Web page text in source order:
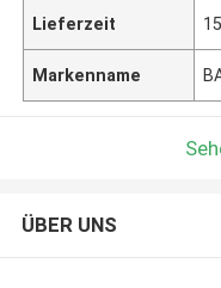
Lieferzeit
Markenname
ÜBER UNS